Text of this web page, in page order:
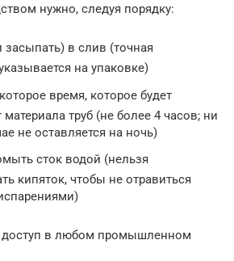
нужно, следуя порядку:
засыпать) в слив (точная
на упаковке)
время, которое будет
материала труб (не более 4 часов; ни
не оставляется на ночь)
сток водой (нельзя
кипяток, чтобы не отравиться
в любом промышленном